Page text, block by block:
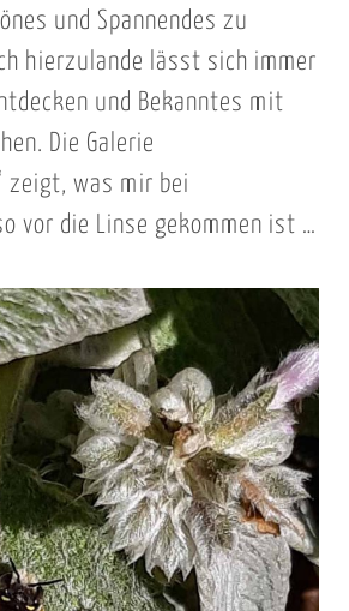
und Spannendes zu
hierzulande lässt sich immer
und Bekanntes mit
Die Galerie
zeigt, was mir bei
vor die Linse gekommen ist …